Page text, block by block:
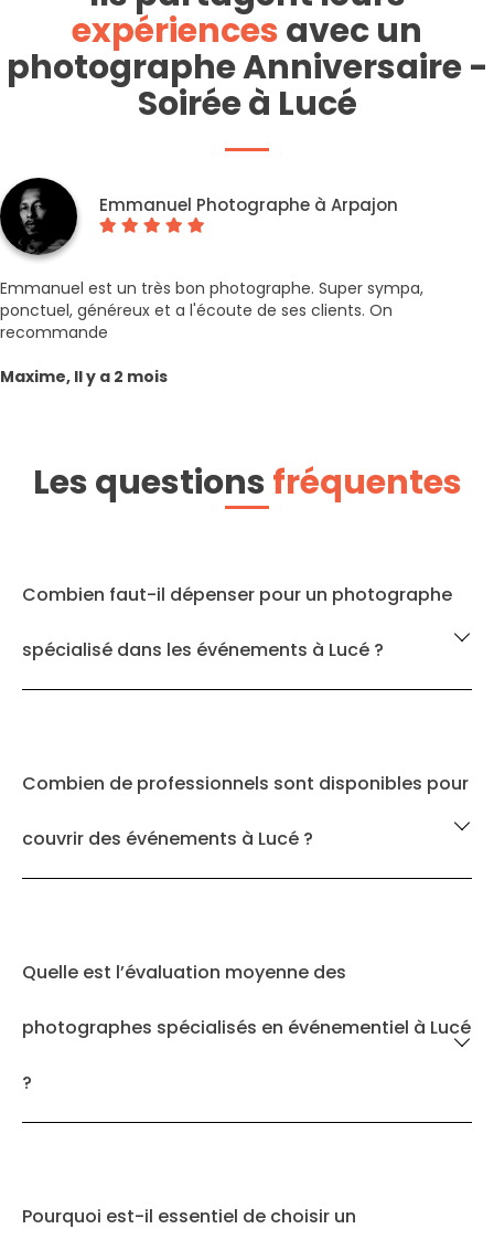
expériencesavec un
photographe Anniversaire -
Soirée à Lucé
Emmanuel Photographe à Arpajon
Emmanuel est un très bon photographe. Super sympa,
ponctuel, généreux et a l'écoute de ses clients. On
recommande
Maxime, Il y a 2 mois
Les questionsfréquentes
Combien faut-il dépenser pour un photographe
spécialisé dans les événements à Lucé ?
Combien de professionnels sont disponibles pour
couvrir des événements à Lucé ?
Quelle est l’évaluation moyenne des
photographes spécialisés en événementiel à Lucé
?
Pourquoi est-il essentiel de choisir un